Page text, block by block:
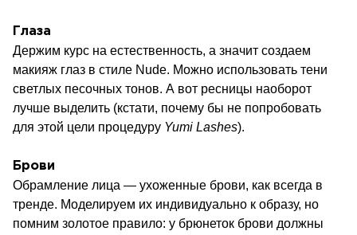
Глаза
Держим курс на естественность, а значит создаем
макияж глаз в стиле Nudе. Можно использовать тени
светлых песочных тонов. А вот ресницы наоборот
лучше выделить (кстати, почему бы не попробовать
для этой цели процедуру Yumi Lashes).
Брови
Обрамление лица — ухоженные брови, как всегда в
тренде. Моделируем их индивидуально к образу, но
помним золотое правило: у брюнеток брови должны